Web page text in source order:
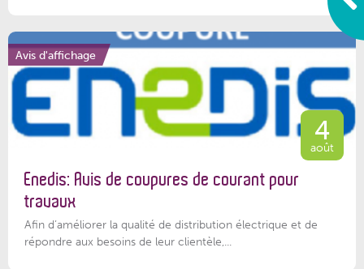
Avis d'affichage
4
août
Enedis: Avis de coupures de courant pour
travaux
Afin d’améliorer la qualité de distribution électrique et de
répondre aux besoins de leur clientèle,...